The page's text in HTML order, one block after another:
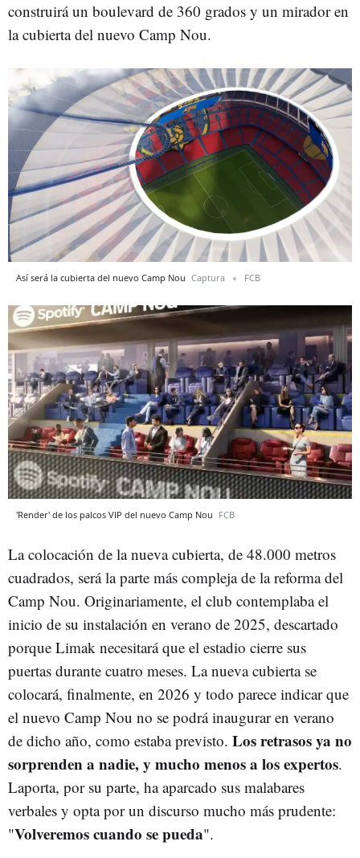
construirá un boulevard de 360 grados y un mirador en
la cubierta del nuevo Camp Nou.
Así será la cubierta del nuevo Camp Nou Captura FCB
'Render' de los palcos VIP del nuevo Camp Nou FCB
La colocación de la nueva cubierta, de 48.000 metros
cuadrados, será la parte más compleja de la reforma del
Camp Nou. Originariamente, el club contemplaba el
inicio de su instalación en verano de 2025, descartado
porque Limak necesitará que el estadio cierre sus
puertas durante cuatro meses. La nueva cubierta se
colocará, finalmente, en 2026 y todo parece indicar que
el nuevo Camp Nou no se podrá inaugurar en verano
de dicho año, como estaba previsto. Los retrasos ya no
sorprenden a nadie, y mucho menos a los expertos.
Laporta, por su parte, ha aparcado sus malabares
verbales y opta por un discurso mucho más prudente:
"Volveremos cuando se pueda".